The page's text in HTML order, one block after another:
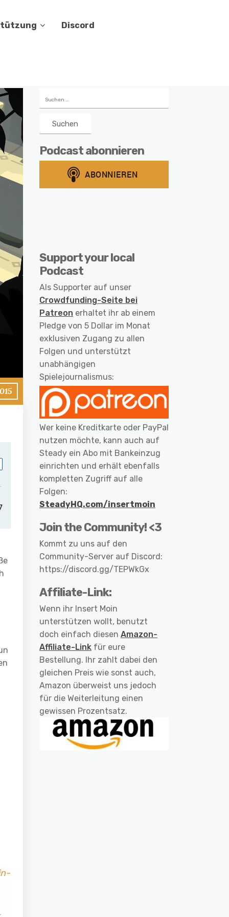
Discord
nach:
Podcast abonnieren
Support your local
Podcast
Als Supporter auf unser
Crowdfunding-Seite bei
Patreon erhaltet ihr ab einem
Pledge von 5 Dollar im Monat
exklusiven Zugang zu allen
Folgen und unterstützt
unabhängigen
Spielejournalismus:
Wer keine Kreditkarte oder PayPal
nutzen möchte, kann auch auf
Steady ein Abo mit Bankeinzug
einrichten und erhält ebenfalls
kompletten Zugriff auf alle
Folgen:
SteadyHQ.com/insertmoin
Join the Community! <3
Kommt zu uns auf den
Community-Server auf Discord:
https://discord.gg/TEPWkGx
Affiliate-Link:
Wenn ihr Insert Moin
unterstützen wollt, benutzt
doch einfach diesen Amazon-
Affiliate-Link für eure
Bestellung. Ihr zahlt dabei den
gleichen Preis wie sonst auch,
Amazon überweist uns jedoch
für die Weiterleitung einen
gewissen Prozentsatz.